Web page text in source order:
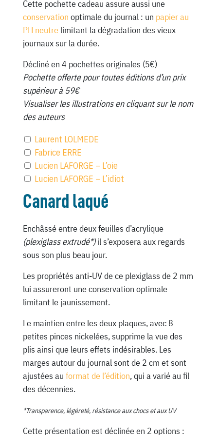
Cette pochette cadeau assure aussi une
conservation optimale du journal : un papier au
PH neutrelimitant la dégradation des vieux
journaux sur la durée.
Décliné en 4 pochettes originales (5€)
Pochette offerte pour toutes éditions d’un prix
supérieur à 59€
Visualiser les illustrations en cliquant sur le nom
des auteurs
Laurent LOLMEDE
Fabrice ERRE
Lucien LAFORGE – L’oie
Lucien LAFORGE – L’idiot
Canard laqué
Enchâssé entre deux feuilles d’acrylique
(plexiglass extrudé*)il s’exposera aux regards
sous son plus beau jour.
Les propriétés anti-UV de ce plexiglass de 2 mm
lui assureront une conservation optimale
limitant le jaunissement.
Le maintien entre les deux plaques, avec 8
petites pinces nickelées, supprime la vue des
plis ainsi que leurs effets indésirables. Les
marges autour du journal sont de 2 cm et sont
ajustées au format de l’édition, qui a varié au fil
des décennies.
*Transparence, légèreté, résistance aux chocs et aux UV
Cette présentation est déclinée en 2 options :